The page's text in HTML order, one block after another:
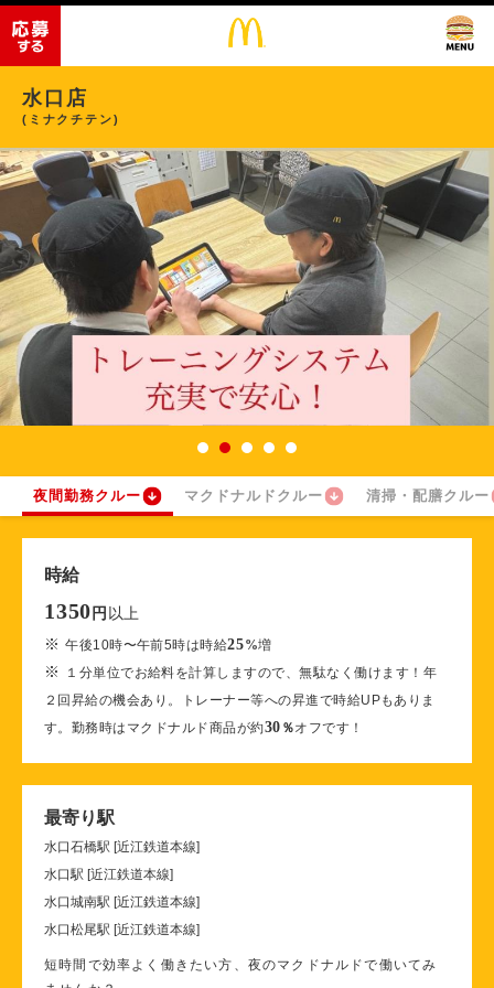
水口店
(ミナクチテン)
夜間勤務クルー マクドナルドクルー 清掃・配膳クルー
時給
1350 円 以上
※午後10時〜午前5時は時給25%増
※
１分単位でお給料を計算しますので、無駄なく働けます！年
２回昇給の機会あり。トレーナー等への昇進で時給UPもありま
す。勤務時はマクドナルド商品が約30 ％オフです！
最寄り駅
水口石橋駅 [近江鉄道本線]
水口駅 [近江鉄道本線]
水口城南駅 [近江鉄道本線]
水口松尾駅 [近江鉄道本線]
短時間で効率よく働きたい方、夜のマクドナルドで働いてみ